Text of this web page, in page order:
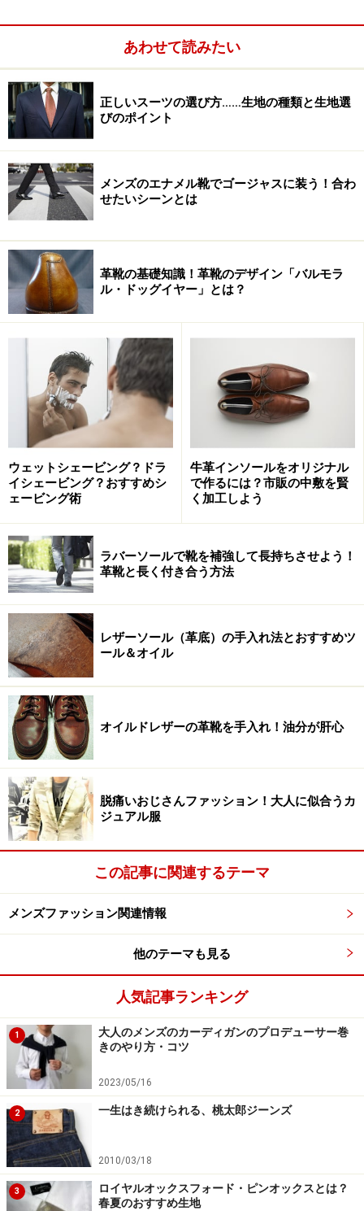
バスローブの使い方・着方1. 着る前に体を
まず、最初の疑問は、お風呂上がりやシャワーを浴びた
後、濡れた体のままバスローブを着るのか、それともタ
オルで体を拭いてから着るのかということ。皆さんもご
存じのとおり、バスローブはシルク素材のものもありま
すが、たいてい、厚手のタオル地でできています。つま
り、バスローブ自体がタオルの役割をするために作られ
たもので、タオルの代替品として使用してよいものなの
です。つまり、濡れた体にじかに羽織るのが正解。
しかし、バスローブは体や髪の毛から流れ落ちる水滴を
吸収してくれますが、足もとはバスマットで拭かないと
床が濡れてしまいます。夏にお風呂上がりやシャワーを
浴びた後、しばらくは暑くてどんどんと汗が噴き出して
きます。そんな時、バスローブを着ていれば、汗を吸収
してくれ、体を心地よく乾かしてくれます。また、冬に
は温まった体から熱を逃がさず、湯冷めを防ぐ役割をし
ます。
バスローブの使い方・着方2. リビングで着
ていい？ガウンとの違い
欧米ではバスローブと浴室と寝室のつなぎに着るものなので
す。リビングでバスローブを着るのはマナー違反です。
そして、次なる疑問は、バスローブを着たまま、リビン
グでテレビを見たり、ビールを飲んでくつろいでもよい
ものなのか？という疑問。風呂上がりにバスローブをず
っと着て過ごす人もいるようですが、そんな人はバスロ
ーブをガウンと勘違いしているのかもしれません。欧米
では、バスローブを着るのは風呂上がりからパジャマを
着るまでの間だけ。つまり、浴室から寝室に移動する間
だけなのです。
寝室で下着を履きパジャマを着て、ガウンを羽織る。そ
して、リビングに行ってくつろぐというのが本来のマナ
ー。下着も身につけず、バスローブだけを羽織って、リ
あわせて読みたい
正しいスーツの選び方……生地の種類と生地選
びのポイント
メンズのエナメル靴でゴージャスに装う！合わ
せたいシーンとは
革靴の基礎知識！革靴のデザイン「バルモラ
ル・ドッグイヤー」とは？
ウェットシェービング？ドラ
イシェービング？おすすめシ
ェービング術
牛革インソールをオリジナル
で作るには？市販の中敷を賢
く加工しよう
ラバーソールで靴を補強して長持ちさせよう！
革靴と長く付き合う方法
レザーソール（革底）の手入れ法とおすすめツ
ール＆オイル
オイルドレザーの革靴を手入れ！油分が肝心
脱痛いおじさんファッション！大人に似合うカ
ジュアル服
この記事に関連するテーマ
メンズファッション関連情報
他のテーマも見る
人気記事ランキング
1
大人のメンズのカーディガンのプロデューサー巻
きのやり方・コツ
2023/05/16
2 一生はき続けられる、桃太郎ジーンズ
2010/03/18
3
ロイヤルオックスフォード・ピンオックスとは？
春夏のおすすめ生地